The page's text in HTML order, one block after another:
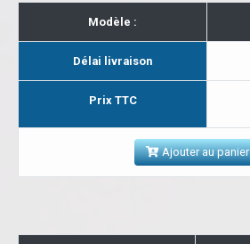
Modèle :
Délai livraison
Prix TTC
Ajouter au panier